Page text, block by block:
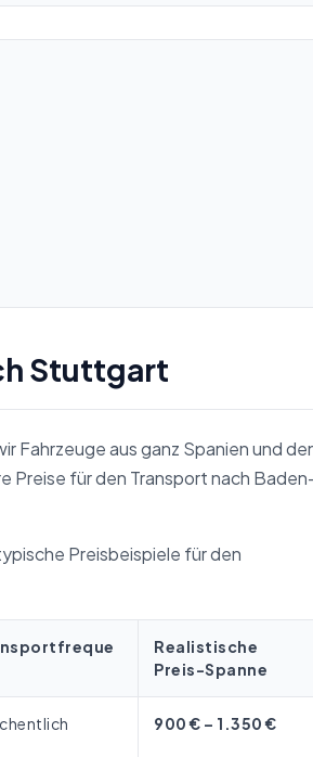
Stuttgart
Fahrzeuge aus ganz Spanien und
Preise für den Transport nach
Preisbeispiele für den
Realistische
Preis-Spanne
900 € – 1.350 €